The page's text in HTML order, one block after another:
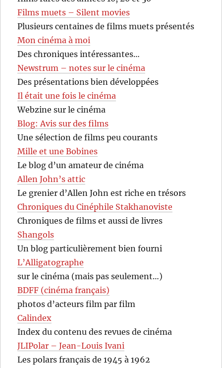
Films muets – Silent movies
Plusieurs centaines de films muets présentés
Mon cinéma à moi
Des chroniques intéressantes…
Newstrum – notes sur le cinéma
Des présentations bien développées
Il était une fois le cinéma
Webzine sur le cinéma
Blog: Avis sur des films
Une sélection de films peu courants
Mille et une Bobines
Le blog d’un amateur de cinéma
Allen John’s attic
Le grenier d’Allen John est riche en trésors
Chroniques du Cinéphile Stakhanoviste
Chroniques de films et aussi de livres
Shangols
Un blog particulièrement bien fourni
L’Alligatographe
sur le cinéma (mais pas seulement…)
BDFF (cinéma français)
photos d’acteurs film par film
Calindex
Index du contenu des revues de cinéma
JLIPolar – Jean-Louis Ivani
Les polars français de 1945 à 1962